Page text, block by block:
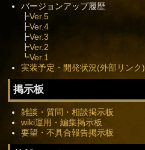
バージョンアップ履歴
┣Ver.5
┣Ver.4
┣Ver.3
┣Ver.2
┗Ver.1
実装予定・開発状況(外部リンク)
掲示板
雑談・質問・相談掲示板
wiki運用・編集掲示板
要望・不具合報告掲示板